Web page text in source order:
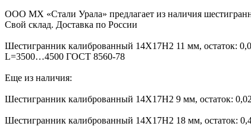
ООО МХ «Стали Урала» предлагает из наличия
Свой склад. Доставка по России
Шестигранник калиброванный 14Х17Н2 11 мм, остаток:
L=3500…4500 ГОСТ 8560-78
Еще из наличия:
Шестигранник калиброванный 14Х17Н2 9 мм, остаток:
Шестигранник калиброванный 14Х17Н2 18 мм, остаток: